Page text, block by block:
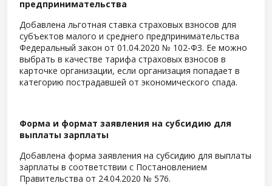
предпринимательства
Добавлена льготная ставка страховых взносов для
субъектов малого и среднего предпринимательства
Федеральный закон от 01.04.2020 № 102-ФЗ. Ее можно
выбрать в качестве тарифа страховых взносов в
карточке организации, если организация попадает в
категорию пострадавшей от экономического спада.
Форма и формат заявления на субсидию для
выплаты зарплаты
Добавлена форма заявления на субсидию для выплаты
зарплаты в соответствии с Постановлением
Правительства от 24.04.2020 № 576.